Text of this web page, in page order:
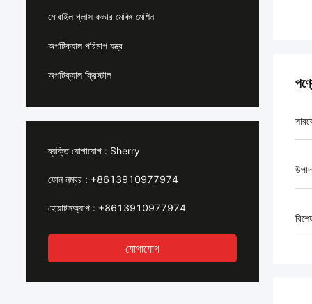
মোবাইল গ্লাস কভার মেকিং মেশিন
অপটিক্যাল পরিমাপ যন্ত্র
অপটিক্যাল ক্রিস্টাল
ব্যক্তি যোগাযোগ : Sherry
ফোন নম্বর : +8613910977974
হোয়াটসঅ্যাপ : +8613910977974
যোগাযোগ